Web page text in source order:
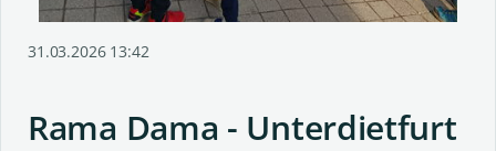
31.03.2026 13:42
Rama Dama - Unterdietfurt